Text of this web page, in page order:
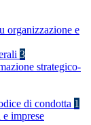
organizzazione e
3
strategico-
di condotta 1
imprese